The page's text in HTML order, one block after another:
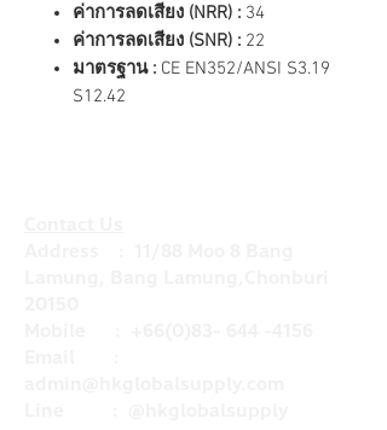
ค่าการลดเสียง (NRR) : 34
ค่าการลดเสียง (SNR) : 22
มาตรฐาน : CE EN352/ANSI S3.19
S12.42